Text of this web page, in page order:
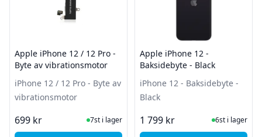
Apple iPhone 12 / 12 Pro -
Byte av vibrationsmotor
iPhone 12 / 12 Pro - Byte av
vibrationsmotor
699 kr I Lager
7st i lager
Apple iPhone 12 -
Baksidebyte - Black
iPhone 12 - Baksidebyte -
Black
1 799 kr I Lager
6st i lager